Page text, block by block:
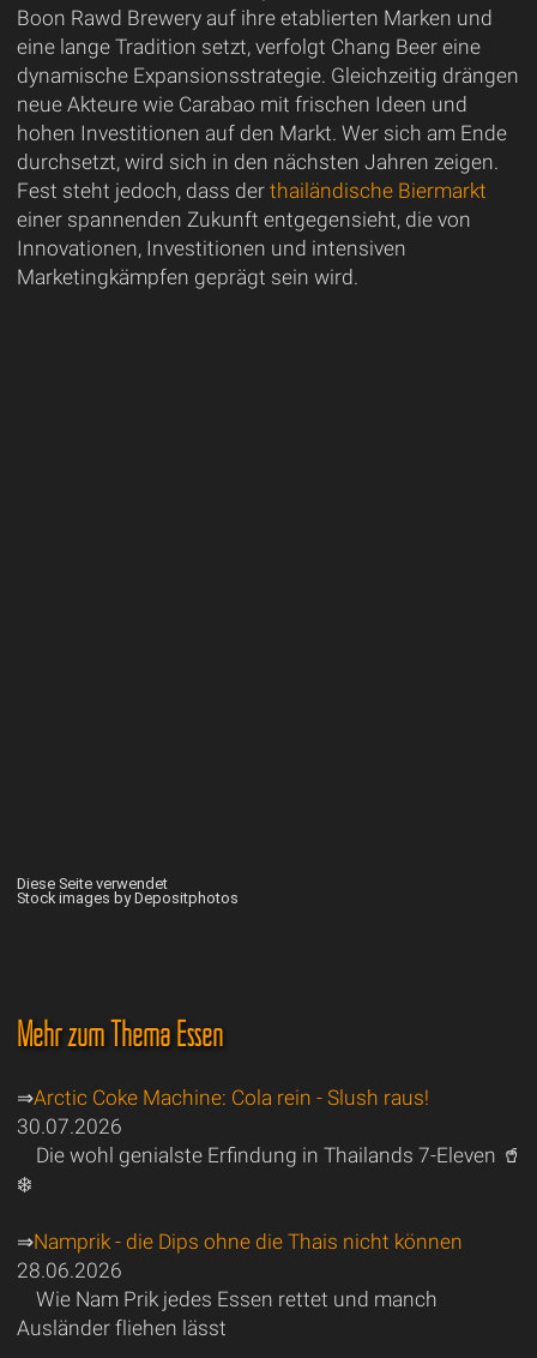
Boon Rawd Brewery auf ihre etablierten Marken und
eine lange Tradition setzt, verfolgt Chang Beer eine
dynamische Expansionsstrategie. Gleichzeitig drängen
neue Akteure wie Carabao mit frischen Ideen und
hohen Investitionen auf den Markt. Wer sich am Ende
durchsetzt, wird sich in den nächsten Jahren zeigen.
Fest steht jedoch, dass der thailändische Biermarkt
einer spannenden Zukunft entgegensieht, die von
Innovationen, Investitionen und intensiven
Marketingkämpfen geprägt sein wird.
Diese Seite verwendet
Stock images by Depositphotos
Mehr zum Thema Essen
⇒Arctic Coke Machine: Cola rein - Slush raus!
30.07.2026
Die wohl genialste Erfindung in Thailands 7-Eleven 🥤
❄️
⇒Namprik - die Dips ohne die Thais nicht können
28.06.2026
Wie Nam Prik jedes Essen rettet und manch
Ausländer fliehen lässt